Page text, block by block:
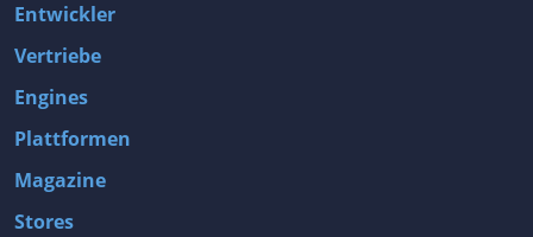
Entwickler
Vertriebe
Engines
Plattformen
Magazine
Stores